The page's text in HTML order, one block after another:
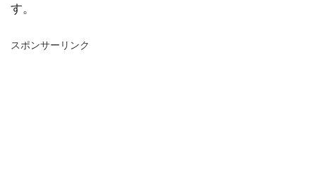
す。
スポンサーリンク